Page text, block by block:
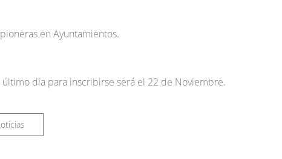
en Ayuntamientos.
último día para inscribirse será el 22 de Noviembre.